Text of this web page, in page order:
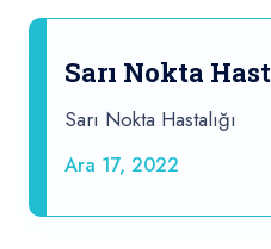
Sarı Nokta
Sarı Nokta Hastalığı
Ara 17, 2022